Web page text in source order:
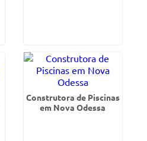
Construtora de Piscinas
em Nova Odessa